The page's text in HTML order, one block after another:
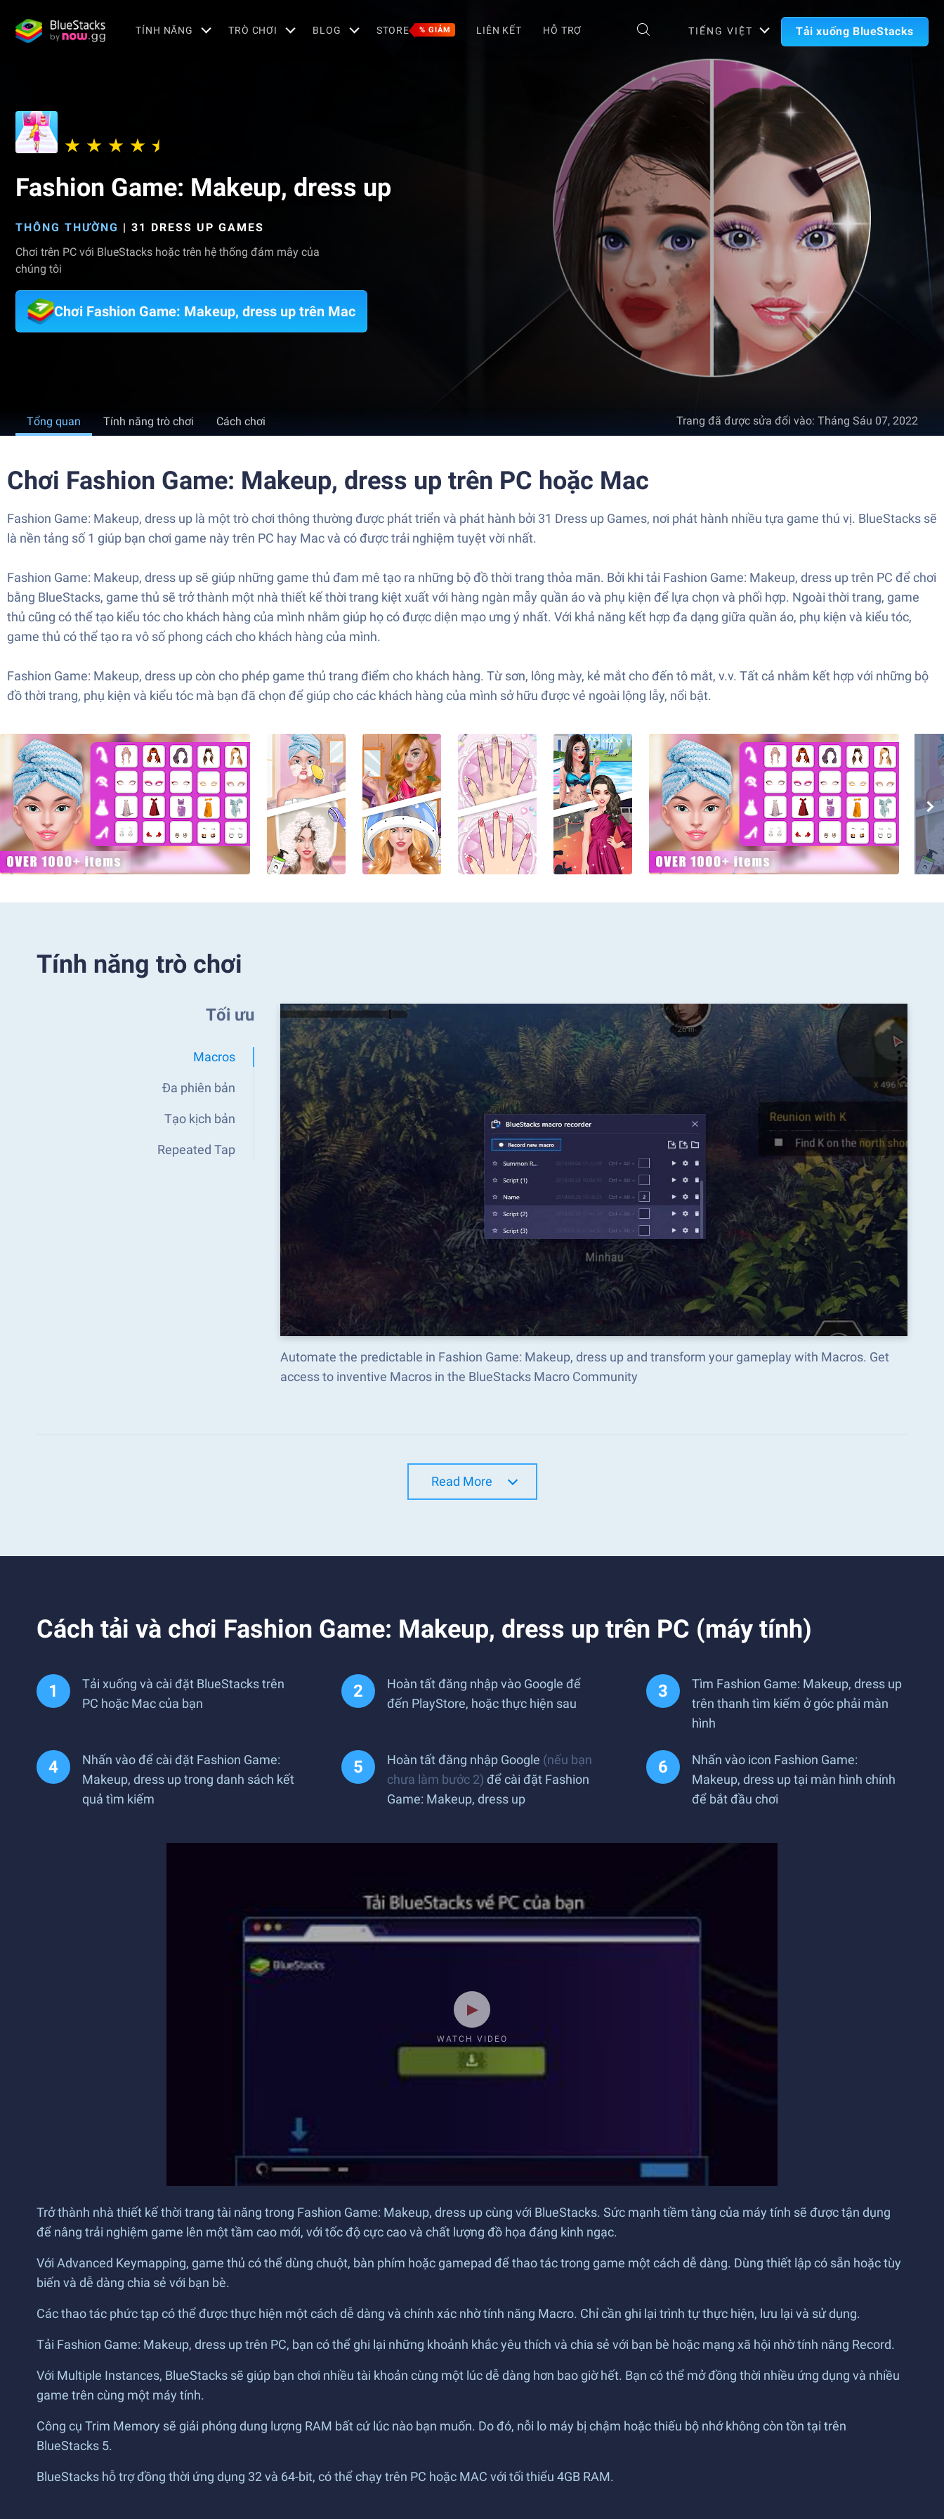
TÍNH NĂNG TRÒ CHƠI BLOG STORE % GIẢM LIÊN KẾT HỖ TRỢ TIẾNG VIỆT Tải xuống BlueStacks
Fashion Game: Makeup, dress up
THÔNG THƯỜNG | 31 DRESS UP GAMES
Chơi trên PC với BlueStacks hoặc trên hệ thống đám mây của
chúng tôi
Chơi Fashion Game: Makeup, dress up trên Mac
Tổng quan Tính năng trò chơi Cách chơi Trang đã được sửa đổi vào: Tháng Sáu 07, 2022
Chơi Fashion Game: Makeup, dress up trên PC hoặc Mac
Fashion Game: Makeup, dress up là một trò chơi thông thường được phát triển và phát hành bởi 31 Dress up Games, nơi phát hành nhiều tựa game thú vị. BlueStacks sẽ
là nền tảng số 1 giúp bạn chơi game này trên PC hay Mac và có được trải nghiệm tuyệt vời nhất.
Fashion Game: Makeup, dress up sẽ giúp những game thủ đam mê tạo ra những bộ đồ thời trang thỏa mãn. Bởi khi tải Fashion Game: Makeup, dress up trên PC để chơi
bằng BlueStacks, game thủ sẽ trở thành một nhà thiết kế thời trang kiệt xuất với hàng ngàn mẫy quần áo và phụ kiện để lựa chọn và phối hợp. Ngoài thời trang, game
thủ cũng có thể tạo kiểu tóc cho khách hàng của mình nhằm giúp họ có được diện mạo ưng ý nhất. Với khả năng kết hợp đa dạng giữa quần áo, phụ kiện và kiểu tóc,
game thủ có thể tạo ra vô số phong cách cho khách hàng của mình.
Fashion Game: Makeup, dress up còn cho phép game thủ trang điểm cho khách hàng. Từ sơn, lông mày, kẻ mắt cho đến tô mắt, v.v. Tất cả nhằm kết hợp với những bộ
đồ thời trang, phụ kiện và kiểu tóc mà bạn đã chọn để giúp cho các khách hàng của mình sở hữu được vẻ ngoài lộng lẫy, nổi bật.
Tính năng trò chơi
Tối ưu
Macros
Đa phiên bản
Tạo kịch bản
Repeated Tap
Automate the predictable in Fashion Game: Makeup, dress up and transform your gameplay with Macros. Get
access to inventive Macros in the BlueStacks Macro Community
Read More
Cách tải và chơi Fashion Game: Makeup, dress up trên PC (máy tính)
Tải xuống và cài đặt BlueStacks trên
PC hoặc Mac của bạn
Hoàn tất đăng nhập vào Google để
đến PlayStore, hoặc thực hiện sau
Tìm Fashion Game: Makeup, dress up
trên thanh tìm kiếm ở góc phải màn
hình
Nhấn vào để cài đặt Fashion Game:
Makeup, dress up trong danh sách kết
quả tìm kiếm
Hoàn tất đăng nhập Google (nếu bạn
chưa làm bước 2) để cài đặt Fashion
Game: Makeup, dress up
Nhấn vào icon Fashion Game:
Makeup, dress up tại màn hình chính
để bắt đầu chơi
WATCH VIDEO
Trở thành nhà thiết kế thời trang tài năng trong Fashion Game: Makeup, dress up cùng với BlueStacks. Sức mạnh tiềm tàng của máy tính sẽ được tận dụng
để nâng trải nghiệm game lên một tầm cao mới, với tốc độ cực cao và chất lượng đồ họa đáng kinh ngạc.
Với Advanced Keymapping, game thủ có thể dùng chuột, bàn phím hoặc gamepad để thao tác trong game một cách dễ dàng. Dùng thiết lập có sẵn hoặc tùy
biến và dễ dàng chia sẻ với bạn bè.
Các thao tác phức tạp có thể được thực hiện một cách dễ dàng và chính xác nhờ tính năng Macro. Chỉ cần ghi lại trình tự thực hiện, lưu lại và sử dụng.
Tải Fashion Game: Makeup, dress up trên PC, bạn có thể ghi lại những khoảnh khắc yêu thích và chia sẻ với bạn bè hoặc mạng xã hội nhờ tính năng Record.
Với Multiple Instances, BlueStacks sẽ giúp bạn chơi nhiều tài khoản cùng một lúc dễ dàng hơn bao giờ hết. Bạn có thể mở đồng thời nhiều ứng dụng và nhiều
game trên cùng một máy tính.
Công cụ Trim Memory sẽ giải phóng dung lượng RAM bất cứ lúc nào bạn muốn. Do đó, nỗi lo máy bị chậm hoặc thiếu bộ nhớ không còn tồn tại trên
BlueStacks 5.
BlueStacks hỗ trợ đồng thời ứng dụng 32 và 64-bit, có thể chạy trên PC hoặc MAC với tối thiểu 4GB RAM.